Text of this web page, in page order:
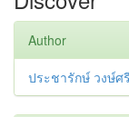
Author
ประชารักษ์ วงษ์ศ